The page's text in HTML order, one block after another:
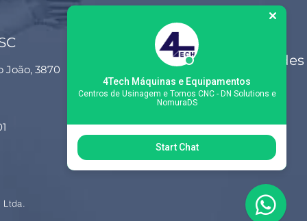
João, 3870
Siga-nos nas redes
sociais
Ltda.
4Tech Máquinas e Equipamentos
Centros de Usinagem e Tornos CNC - DN Solutions e
NomuraDS
Start Chat